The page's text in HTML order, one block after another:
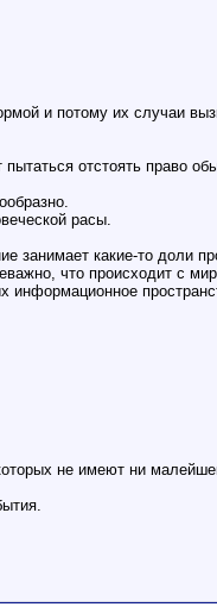
и потому их случаи
отстоять право
расы.
занимает какие-то доли
что происходит с
не имеют ни